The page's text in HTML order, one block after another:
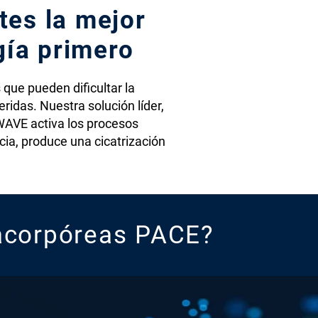
la mejor
primero
pueden dificultar la
Nuestra solución líder,
activa los procesos
produce una cicatrización
PACE?